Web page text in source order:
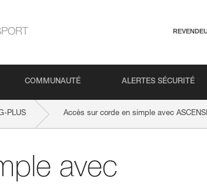
COMMUNAUTÉ ALERTES SÉCURITÉ
PLUS Accès sur corde en simple avec
avec